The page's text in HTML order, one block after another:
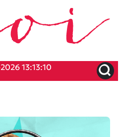
13:13:10